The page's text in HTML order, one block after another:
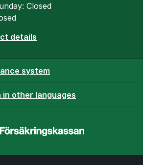
Closed
details
system
other languages
Homepage